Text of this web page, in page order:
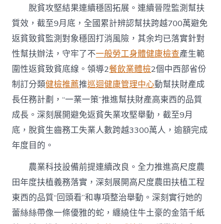
脫貧攻堅結果連續穩固拓展。連續晉陞監測幫扶
質效，截至9月底，全國累計辨認幫扶跨越700萬避免
返貧致貧監測對象穩固打消風險，其余均已落實針對
性幫扶辦法，守牢了不一般勞工身體健康檢查產生範
圍性返貧致貧底線。領導2餐飲業體檢2個中西部省份
制訂分類健檢推薦推巡迴健康管理中心動幫扶財產成
長任務計劃，“一業一策”推進幫扶財產高東西的品質
成長。深刻展開避免返貧失業攻堅舉動，截至9月
底，脫貧生齒務工失業人數跨越3300萬人，逾額完成
年度目的。
農業科技設備前提連續改良。全力推進高尺度農
田年度扶植義務落實，深刻展開高尺度農田扶植工程
東西的品質“回頭看”和專項整治舉動。深刻實行她的
蕾絲絲帶像一條優雅的蛇，纏繞住牛土豪的金箔千紙